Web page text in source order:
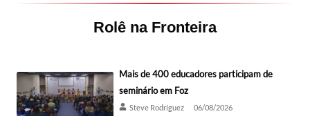
Rolê na Fronteira
Mais de 400 educadores participam de
seminário em Foz
Steve Rodríguez 06/08/2026